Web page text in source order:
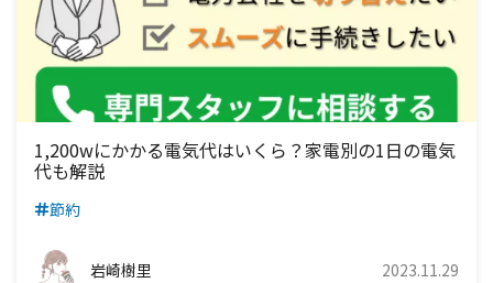
九州電力エリア
四国電力エリア
九州電力エリア
中国電力エリア
四国電力エリア
九州電力エリア
関西電力エリア
中国電力エリア
四国電力エリア
中部電力エリア
関西電力エリア
中国電力エリア
九州電力エリア
北陸電力エリア
中部電力エリア
関西電力エリア
四国電力エリア
1,200wにかかる電気代はいくら？家電別の1日の電気
代も解説
節約
岩崎樹里 2023.11.29